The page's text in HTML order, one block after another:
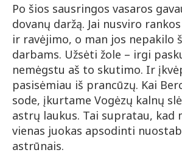
Po šios sausringos vasaros
dovanų daržą. Jai nusviro
ir ravėjimo, o man jos nepakilo
darbams. Užsėti žole – irgi
nemėgstu aš to skutimo. Ir
pasisėmiau iš prancūzų. Kai
sode, įkurtame Vogėzų kalnų
astrų laukus. Tai supratau, kad
vienas juokas apsodinti
astrūnais.